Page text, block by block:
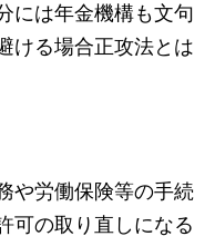
には年金機構も文句
ける場合正攻法とは
や労働保険等の手続
可の取り直しになる